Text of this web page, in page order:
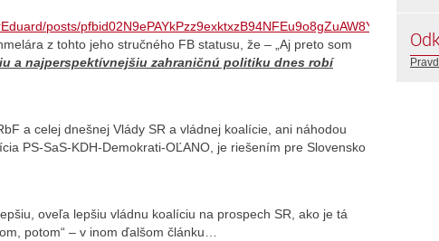
posts/
z tohto jeho stručného FB statusu, že – „Aj preto som
a najperspektívnejšiu zahraničnú politiku dnes robí
a celej dnešnej Vlády SR a vládnej koalície, ani náhodou
PS-SaS-KDH-Demokrati-OĽANO, je riešením pre Slovensko
oveľa lepšiu vládnu koalíciu na prospech SR, ako je tá
potom“ – v inom ďalšom článku…